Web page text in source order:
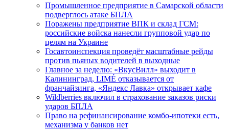
Промышленное предприятие в Самарской области
подверглось атаке БПЛА
Поражены предприятие ВПК и склад ГСМ:
российские войска нанесли групповой удар по
целям на Украине
Госавтоинспекция проведёт масштабные рейды
против пьяных водителей в выходные
Главное за неделю: «ВкусВилл» выходит в
Калининград, LIMÉ отказывается от
франчайзинга, «Яндекс Лавка» открывает кафе
Wildberries включил в страхование заказов риски
ударов БПЛА
Право на рефинансирование комбо-ипотеки есть,
механизма у банков нет